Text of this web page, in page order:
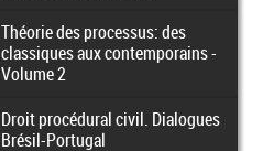
Théorie des processus: des
classiques aux contemporains -
Volume 2
Droit procédural civil. Dialogues
Brésil-Portugal